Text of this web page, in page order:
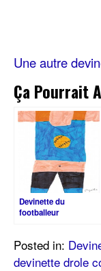
Une autre
Ça Pourrait
Devinette du
footballeur
Posted in:
devinette drole